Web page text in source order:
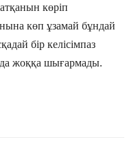
көріп
көп ұзамай бұндай
бір келісімпаз
жоққа шығармады.